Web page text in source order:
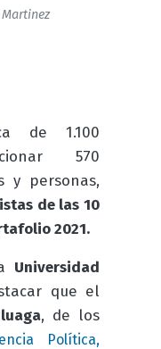
de 1.100
570
y personas,
de las 10
2021.
Universidad
que el
, de los
Política,